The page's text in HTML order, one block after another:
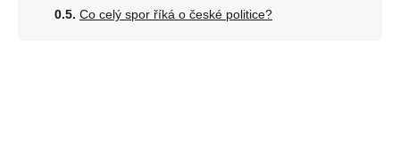
Co celý spor říká o české politice?